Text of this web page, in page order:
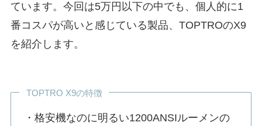
ています。今回は5万円以下の中でも、個人的に1
番コスパが高いと感じている製品、TOPTROのX9
を紹介します。
TOPTRO X9の特徴
・格安機なのに明るい1200ANSIルーメンの